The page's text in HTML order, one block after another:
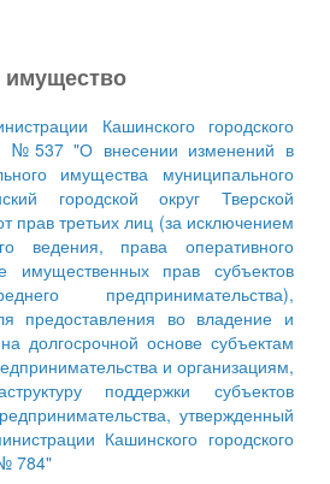
Кашинского городского
№537 "О внесении изменений в
имущества муниципального
городской округ Тверской
прав третьих лиц (за исключением
ведения, права оперативного
имущественных прав субъектов
предпринимательства),
предоставления во владение и
долгосрочной основе субъектам
и организациям,
поддержки субъектов
утвержденный
Кашинского городского
784"